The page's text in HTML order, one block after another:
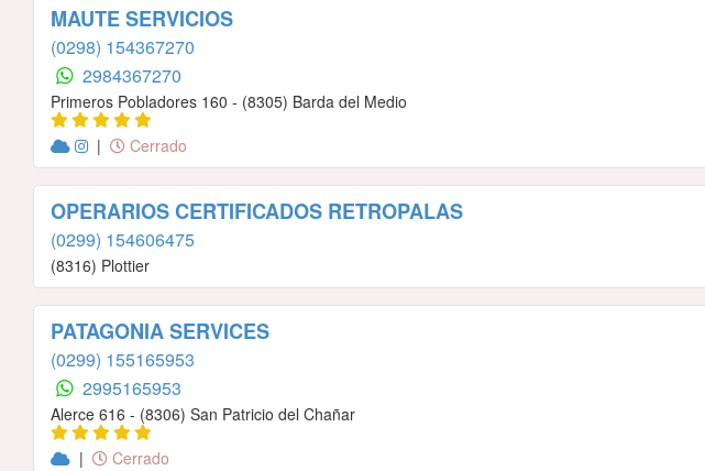
MAUTE SERVICIOS
(0298) 154367270
2984367270
Primeros Pobladores 160 - (8305) Barda del Medio
|
Cerrado
OPERARIOS CERTIFICADOS RETROPALAS
(0299) 154606475
(8316) Plottier
PATAGONIA SERVICES
(0299) 155165953
2995165953
Alerce 616 - (8306) San Patricio del Chañar
|
Cerrado